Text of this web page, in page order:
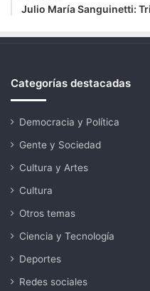
Julio María Sanguinetti:
Categorías destacadas
Democracia y Política
Gente y Sociedad
Cultura y Artes
Cultura
Otros temas
Ciencia y Tecnología
Deportes
Redes sociales